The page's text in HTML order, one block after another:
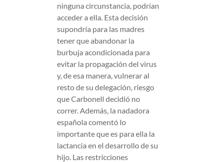
ninguna circunstancia, podrían
acceder a ella. Esta decisión
supondría para las madres
tener que abandonar la
burbuja acondicionada para
evitar la propagación del virus
y, de esa manera, vulnerar al
resto de su delegación, riesgo
que Carbonell decidió no
correr. Además, la nadadora
española comentó lo
importante que es para ella la
lactancia en el desarrollo de su
hijo. Las restricciones